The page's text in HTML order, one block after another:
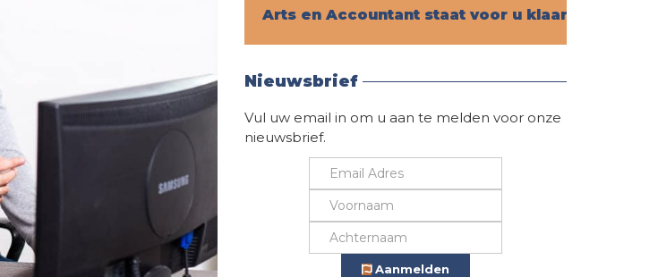
Arts en Accountant staat voor u klaar!
Nieuwsbrief
Vul uw email in om u aan te melden voor onze
nieuwsbrief.
Aanmelden